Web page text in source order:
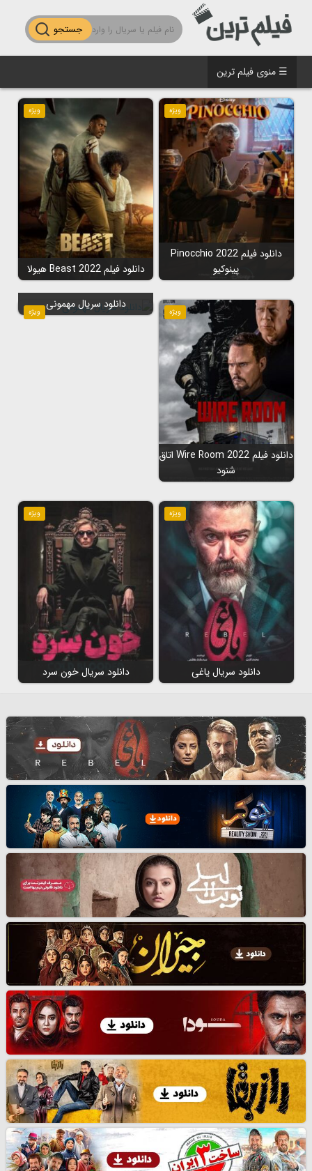
جستجو
☰ منوی فیلم ترین
ویژه
دانلود فیلم Pinocchio 2022
پینوکیو
ویژه
دانلود فیلم Beast 2022 هیولا
ویژه
دانلود فیلم Wire Room 2022 اتاق
شنود
ویژه
دانلود سریال مهمونی
ویژه
دانلود سریال یاغی
ویژه
دانلود سریال خون سرد